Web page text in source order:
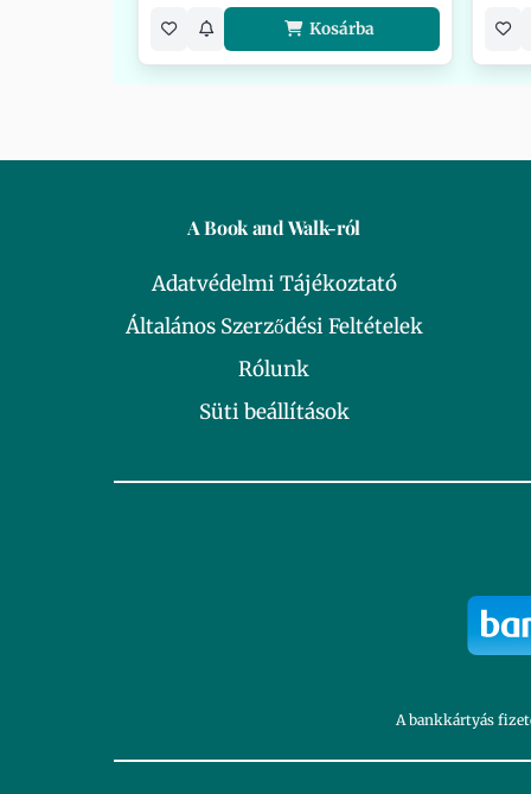
Kosárba
A Book and Walk-ról
Adatvédelmi Tájékoztató
Általános Szerződési Feltételek
Rólunk
Süti beállítások
A bankkártyás